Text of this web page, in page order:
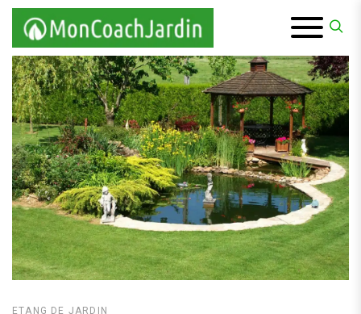
Skip
content
ETANG DE JARDIN